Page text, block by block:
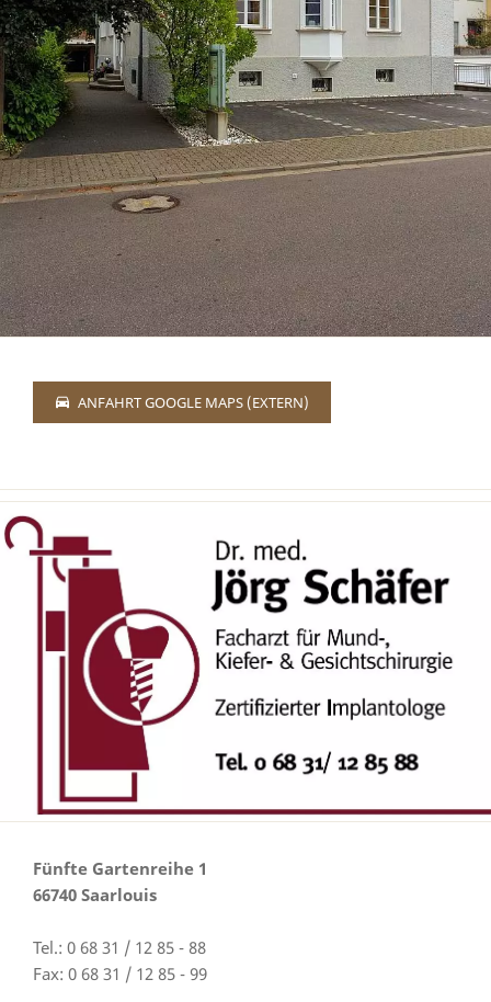
ANFAHRT GOOGLE MAPS (EXTERN)
Fünfte Gartenreihe 1
66740 Saarlouis
Tel.: 0 68 31 / 12 85 - 88
Fax: 0 68 31 / 12 85 - 99